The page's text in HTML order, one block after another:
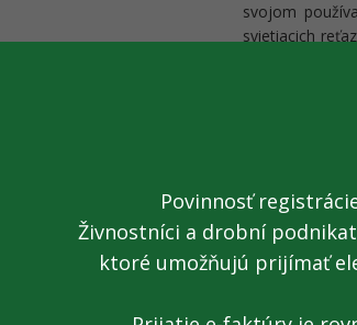
svojom
svietiacich
ako napr.
ochrany proti
elektrických
značkou
údajmi o
nesprávnej
osobných
Nitrianski
i v inom, ako
účinné,
Povinnosť
Živnostníci a drobní
ktoré umožňujú prijímať